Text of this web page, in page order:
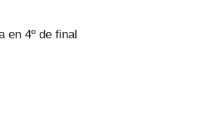
en 4º de final